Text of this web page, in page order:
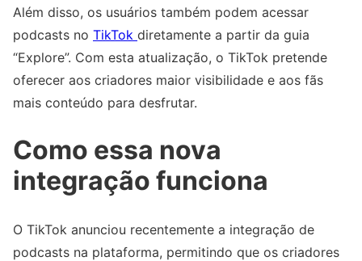
Além disso, os usuários também podem acessar
podcasts no TikTok diretamente a partir da guia
“Explore”. Com esta atualização, o TikTok pretende
oferecer aos criadores maior visibilidade e aos fãs
mais conteúdo para desfrutar.
Como essa nova
integração funciona
O TikTok anunciou recentemente a integração de
podcasts na plataforma, permitindo que os criadores